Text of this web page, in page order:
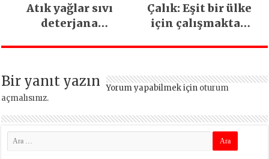
Atık yağlar sıvı
deterjana
Çalık: Eşit bir ülke
için çalışmaktan
Bir yanıt yazın Yorum yapabilmek için oturum
açmalısınız.